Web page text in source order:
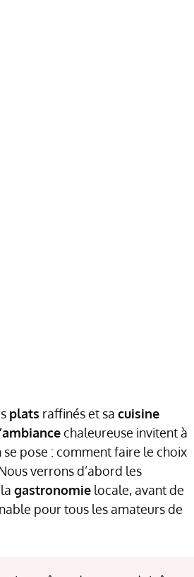
plats raffinés et sa cuisine
chaleureuse invitent à
pose : comment faire le choix
verrons d’abord les
gastronomie locale, avant de
pour tous les amateurs de